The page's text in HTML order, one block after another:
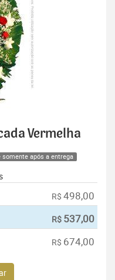
Vermelha
somente após a entrega
R$ 498,00
R$ 537,00
R$ 674,00